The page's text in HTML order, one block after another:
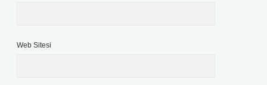
Web Sitesi